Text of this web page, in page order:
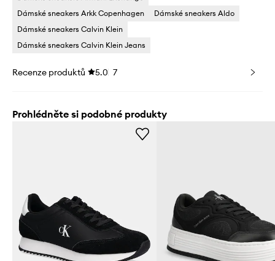
Dámské sneakers Arkk Copenhagen
Dámské sneakers Aldo
Dámské sneakers Calvin Klein
Dámské sneakers Calvin Klein Jeans
Recenze produktů 5.0 7
Prohlédněte si podobné produkty